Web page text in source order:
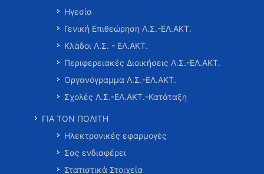
Ηγεσία
Γενική Επιθεώρηση Λ.Σ.-ΕΛ.ΑΚΤ.
Κλάδοι Λ.Σ. - ΕΛ.ΑΚΤ.
Περιφερειακές Διοικήσεις Λ.Σ.-ΕΛ.ΑΚΤ.
Οργανόγραμμα Λ.Σ.-ΕΛ.ΑΚΤ.
Σχολές Λ.Σ.-ΕΛ.ΑΚΤ.-Κατάταξη
ΓΙΑ ΤΟΝ ΠΟΛΙΤΗ
Ηλεκτρονικές εφαρμογές
Σας ενδιαφέρει
Στατιστικά Στοιχεία